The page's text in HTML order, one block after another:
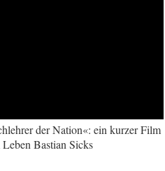
der Nation«: ein kurzer Film
Bastian Sicks